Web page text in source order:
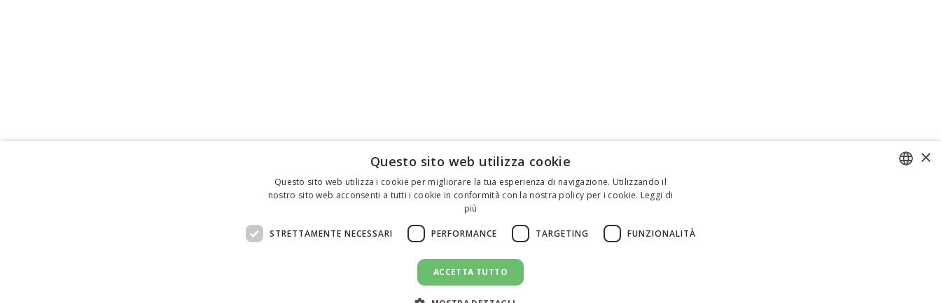
×
Questo sito web utilizza cookie
Questo sito web utilizza i cookie per migliorare la tua esperienza di navigazione. Utilizzando il
nostro sito web acconsenti a tutti i cookie in conformità con la nostra policy per i cookie. Leggi di
più
STRETTAMENTE NECESSARI PERFORMANCE TARGETING FUNZIONALITÀ
ACCETTA TUTTO